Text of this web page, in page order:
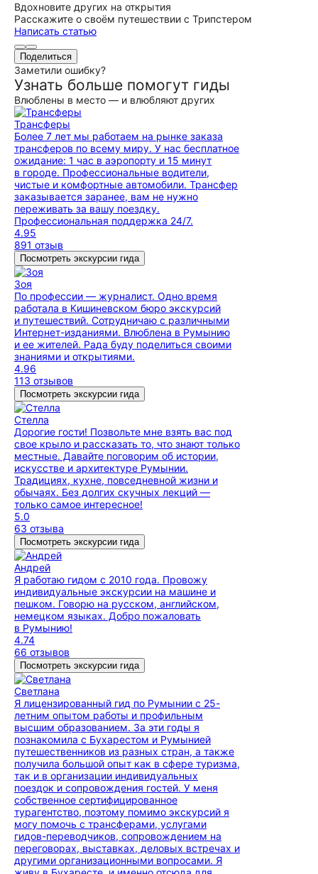
Вдохновите других на открытия
Расскажите о своём путешествии с Трипстером
Написать статью
Поделиться
Заметили ошибку?
Узнать больше помогут гиды
Влюблены в место — и влюбляют других
Трансферы
Более 7 лет мы работаем на рынке заказа
трансферов по всему миру. У нас бесплатное
ожидание: 1 час в аэропорту и 15 минут
в городе. Профессиональные водители,
чистые и комфортные автомобили. Трансфер
заказывается заранее, вам не нужно
переживать за вашу поездку.
Профессиональная поддержка 24/7.
4.95
891 отзыв
Посмотреть экскурсии гида
Зоя
По профессии — журналист. Одно время
работала в Кишиневском бюро экскурсий
и путешествий. Сотрудничаю с различными
Интернет-изданиями. Влюблена в Румынию
и ее жителей. Рада буду поделиться своими
знаниями и открытиями.
4.96
113 отзывов
Посмотреть экскурсии гида
Стелла
Дорогие гости! Позвольте мне взять вас под
свое крыло и рассказать то, что знают только
местные. Давайте поговорим об истории,
искусстве и архитектуре Румынии.
Традициях, кухне, повседневной жизни и
обычаях. Без долгих скучных лекций —
только самое интересное!
5.0
63 отзыва
Посмотреть экскурсии гида
Андрей
Я работаю гидом с 2010 года. Провожу
индивидуальные экскурсии на машине и
пешком. Говорю на русском, английском,
немецком языках. Добро пожаловать
в Румынию!
4.74
66 отзывов
Посмотреть экскурсии гида
Светлана
Я лицензированный гид по Румынии с 25-
летним опытом работы и профильным
высшим образованием. За эти годы я
познакомила с Бухарестом и Румынией
путешественников из разных стран, а также
получила большой опыт как в сфере туризма,
так и в организации индивидуальных
поездок и сопровождения гостей. У меня
собственное сертифицированное
турагентство, поэтому помимо экскурсий я
могу помочь с трансферами, услугами
гидов-переводчиков, сопровождением на
переговорах, выставках, деловых встречах и
другими организационными вопросами. Я